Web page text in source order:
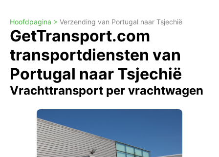
Hoofdpagina > Verzending van Portugal naar Tsjechië
GetTransport.com
transportdiensten van
Portugal naar Tsjechië
Vrachttransport per vrachtwagen